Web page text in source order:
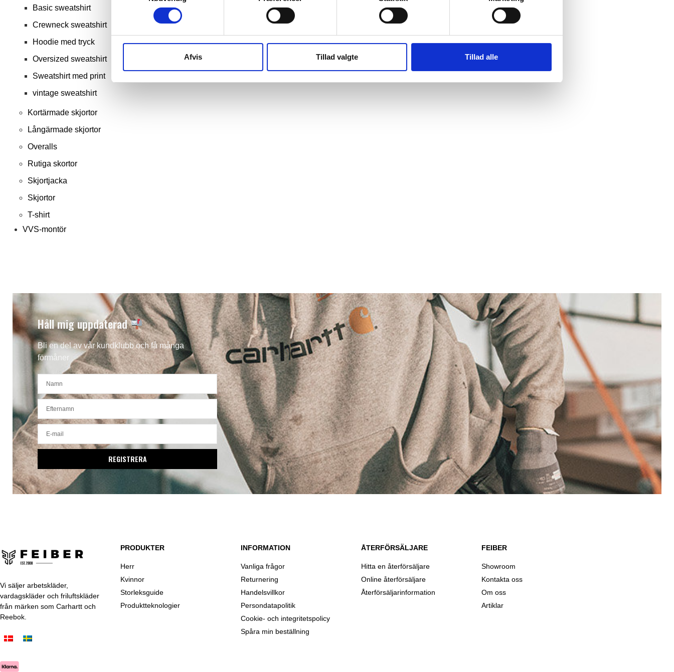
Afvis Tillad valgte Tillad alle
Basic sweatshirt
Crewneck sweatshirt
Hoodie med tryck
Oversized sweatshirt
Sweatshirt med print
vintage sweatshirt
Kortärmade skjortor
Långärmade skjortor
Overalls
Rutiga skortor
Skjortjacka
Skjortor
T-shirt
VVS-montör
Håll mig uppdaterad
Bli en del av vår kundklubb och få många
förmåner
REGISTRERA
Vi säljer arbetskläder,
vardagskläder och friluftskläder
från märken som Carhartt och
Reebok.
PRODUKTER
Herr
Kvinnor
Storleksguide
Produktteknologier
INFORMATION
Vanliga frågor
Returnering
Handelsvillkor
Persondatapolitik
Cookie- och integritetspolicy
Spåra min beställning
ÅTERFÖRSÄLJARE
Hitta en återförsäljare
Online återförsäljare
Återförsäljarinformation
FEIBER
Showroom
Kontakta oss
Om oss
Artiklar